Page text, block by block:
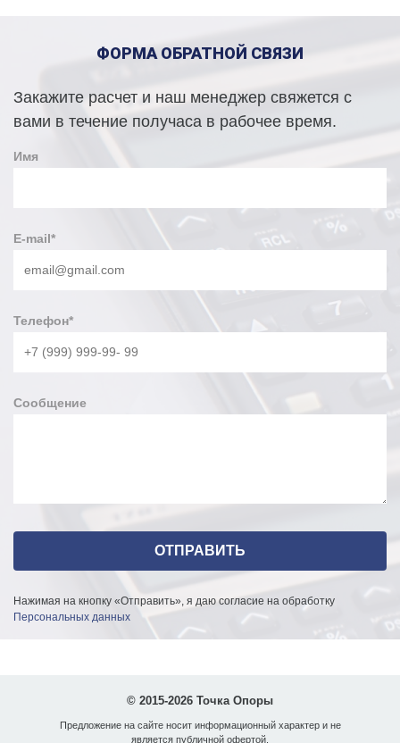
ФОРМА ОБРАТНОЙ СВЯЗИ
Закажите расчет и наш менеджер свяжется с
вами в течение получаса в рабочее время.
Имя
E-mail*
Телефон*
Сообщение
Нажимая на кнопку «Отправить», я даю согласие на обработку
Персональных данных
© 2015-2026 Точка Опоры
Предложение на сайте носит информационный характер и не
является публичной офертой.